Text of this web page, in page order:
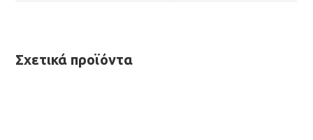
Σχετικά προϊόντα